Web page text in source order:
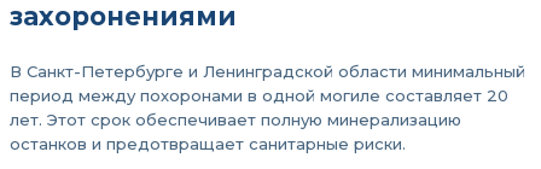
захоронениями
В Санкт-Петербурге и Ленинградской области минимальный
период между похоронами в одной могиле составляет 20
лет. Этот срок обеспечивает полную минерализацию
останков и предотвращает санитарные риски.